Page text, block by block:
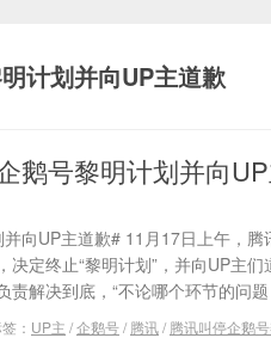
计划并向UP主道歉
鹅号黎明计划并向
向UP主道歉# 11月17日上午，
定终止“黎明计划”，并向UP主
责解决到底，“不论哪个环节的问
： UP主 /企鹅号/ 腾讯/ 腾讯叫停企鹅